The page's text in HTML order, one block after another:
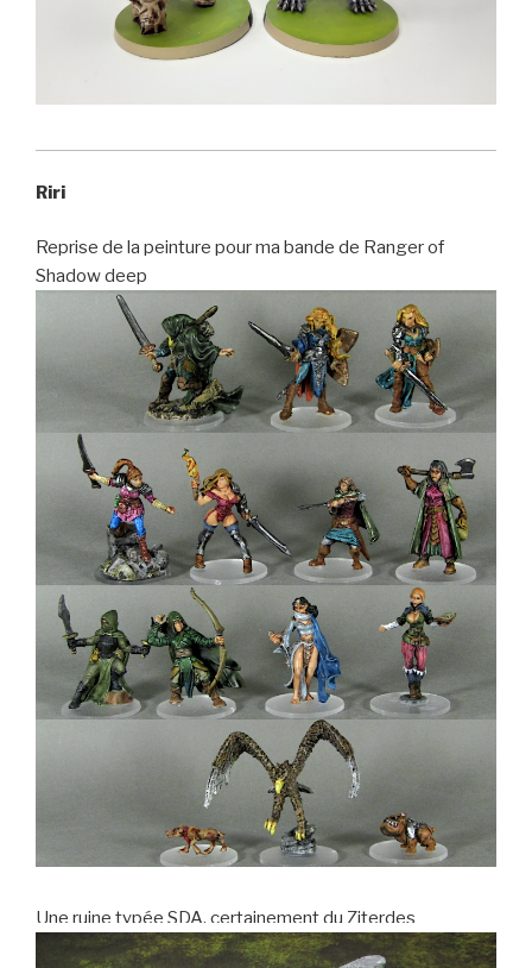
Riri
Reprise de la peinture pour ma bande de Ranger of
Shadow deep
Une ruine typée SDA, certainement du Ziterdes